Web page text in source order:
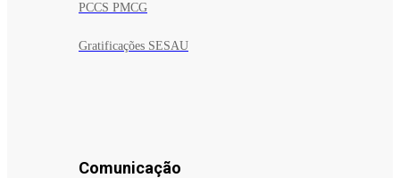
PCCS PMCG
Gratificações SESAU
Comunicação